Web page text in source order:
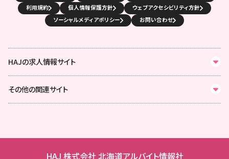
利用規約
個人情報保護方針
ウェブアクセシビリティ方針
ソーシャルメディアポリシー
お問い合わせ
HAJの求人情報サイト
その他の関連サイト
HAJ 株式会社 北海道アルバイト情報社